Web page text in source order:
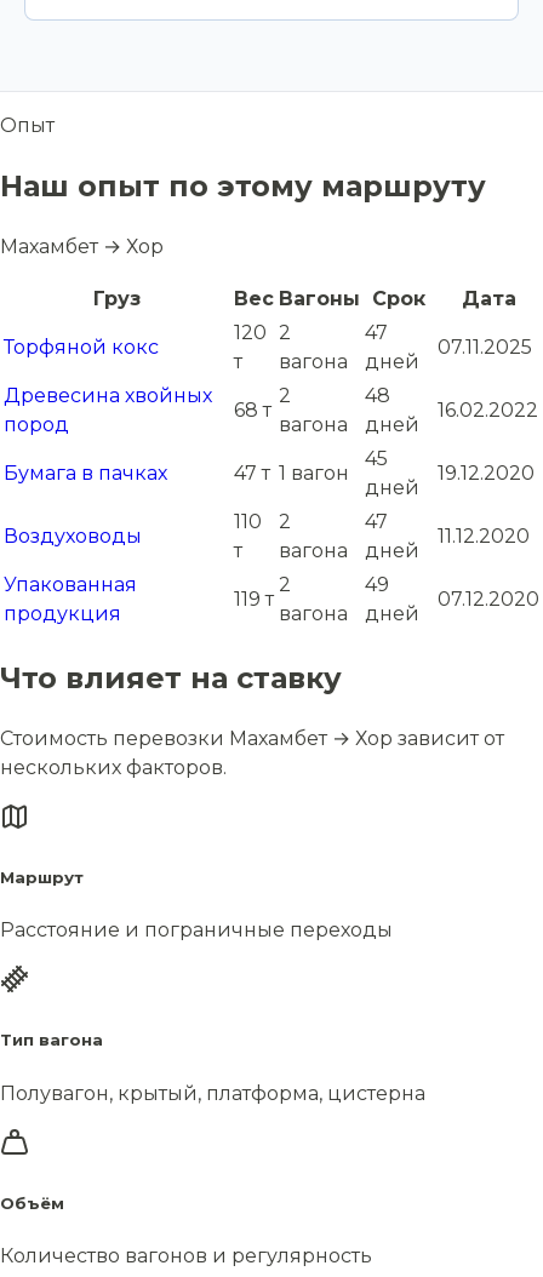
Опыт
Наш опыт по этому маршруту
Махамбет → Хор
Груз Вес Вагоны Срок Дата
Торфяной кокс
120
т
2
вагона
47
дней
07.11.2025
Древесина хвойных
пород
68 т
2
вагона
48
дней
16.02.2022
Бумага в пачках 47 т 1 вагон
45
дней
19.12.2020
Воздуховоды
110
т
2
вагона
47
дней
11.12.2020
Упакованная
продукция
119 т
2
вагона
49
дней
07.12.2020
Что влияет на ставку
Стоимость перевозки Махамбет → Хор зависит от
нескольких факторов.
Маршрут
Расстояние и пограничные переходы
Тип вагона
Полувагон, крытый, платформа, цистерна
Объём
Количество вагонов и регулярность